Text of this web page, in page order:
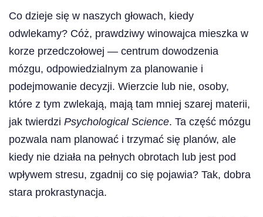
Co dzieje się w naszych głowach, kiedy
odwlekamy? Cóż, prawdziwy winowajca mieszka w
korze przedczołowej — centrum dowodzenia
mózgu, odpowiedzialnym za planowanie i
podejmowanie decyzji. Wierzcie lub nie, osoby,
które z tym zwlekają, mają tam mniej szarej materii,
jak twierdzi Psychological Science. Ta część mózgu
pozwala nam planować i trzymać się planów, ale
kiedy nie działa na pełnych obrotach lub jest pod
wpływem stresu, zgadnij co się pojawia? Tak, dobra
stara prokrastynacja.